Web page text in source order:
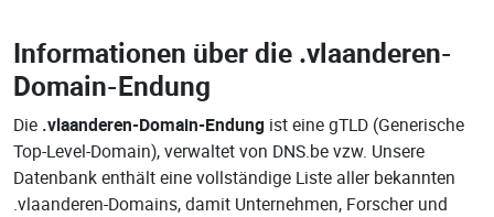
Informationen über die .vlaanderen-
Domain-Endung
Die .vlaanderen-Domain-Endung ist eine gTLD (Generische
Top-Level-Domain), verwaltet von DNS.be vzw. Unsere
Datenbank enthält eine vollständige Liste aller bekannten
.vlaanderen-Domains, damit Unternehmen, Forscher und